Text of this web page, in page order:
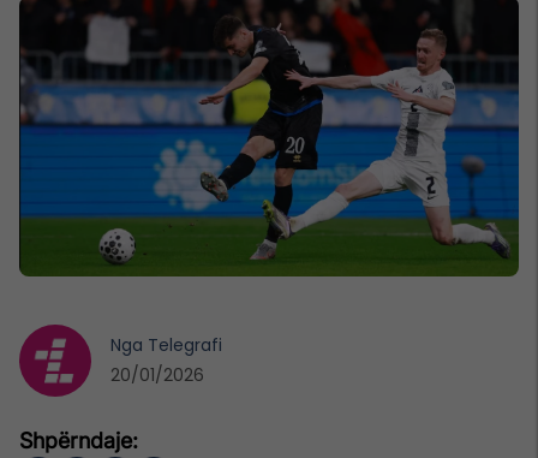
Nga Telegrafi
20/01/2026